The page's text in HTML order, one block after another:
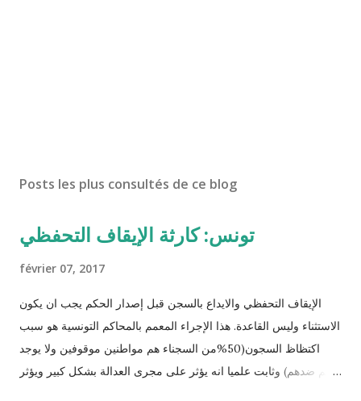
Posts les plus consultés de ce blog
تونس: كارثة الإيقاف التحفظي
février 07, 2017
الإيقاف التحفظي والايداع بالسجن قبل إصدار الحكم يجب ان يكون
الاستثناء وليس القاعدة. هذا الإجراء المعمم بالمحاكم التونسية هو سبب
اكتظاظ السجون(50%من السجناء هم مواطنين موقوفين ولا يوجد
حكم ضدهم) وثابت علميا انه يؤثر على مجرى العدالة بشكل كبير ويؤثر